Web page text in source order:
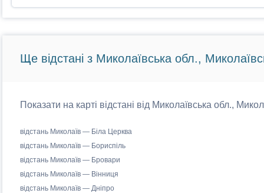
Ще відстані з Миколаївська обл.,
Показати на карті відстані від Миколаївська обл.,
відстань Миколаїв — Біла Церква
відстань Миколаїв — Бориспіль
відстань Миколаїв — Бровари
відстань Миколаїв — Вінниця
відстань Миколаїв — Дніпро